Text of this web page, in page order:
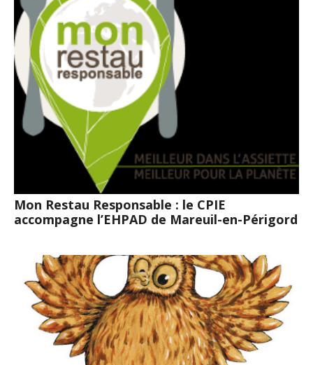
Mon Restau Responsable : le CPIE
accompagne l’EHPAD de Mareuil-en-Périgord